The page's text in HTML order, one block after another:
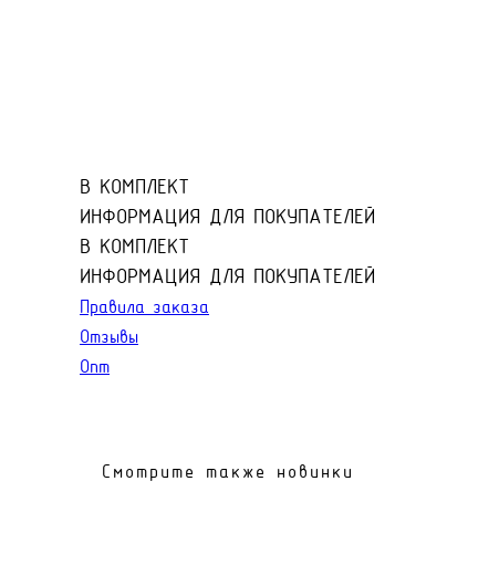
В КОМПЛЕКТ
ИНФОРМАЦИЯ ДЛЯ ПОКУПАТЕЛЕЙ
В КОМПЛЕКТ
ИНФОРМАЦИЯ ДЛЯ ПОКУПАТЕЛЕЙ
Правила заказа
Отзывы
Опт
Смотрите также новинки